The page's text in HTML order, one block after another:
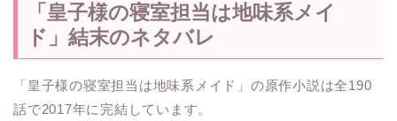
「皇子様の寝室担当は地味系メイ
ド」結末のネタバレ
「皇子様の寝室担当は地味系メイド」の原作小説は全190
話で2017年に完結しています。